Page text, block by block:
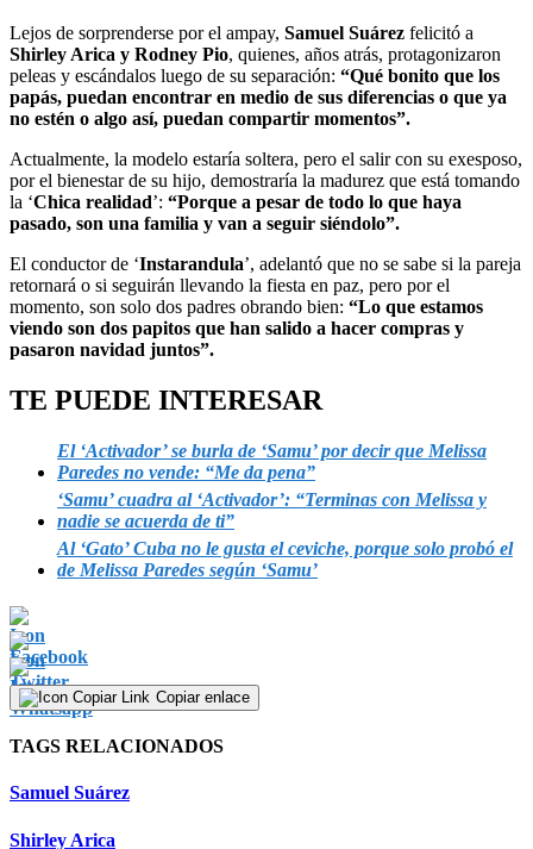
Lejos de sorprenderse por el ampay, Samuel Suárez felicitó a
Shirley Arica y Rodney Pio, quienes, años atrás, protagonizaron
peleas y escándalos luego de su separación: “Qué bonito que los
papás, puedan encontrar en medio de sus diferencias o que ya
no estén o algo así, puedan compartir momentos”.
Actualmente, la modelo estaría soltera, pero el salir con su exesposo,
por el bienestar de su hijo, demostraría la madurez que está tomando
la ‘Chica realidad’: “Porque a pesar de todo lo que haya
pasado, son una familia y van a seguir siéndolo”.
El conductor de ‘Instarandula’, adelantó que no se sabe si la pareja
retornará o si seguirán llevando la fiesta en paz, pero por el
momento, son solo dos padres obrando bien: “Lo que estamos
viendo son dos papitos que han salido a hacer compras y
pasaron navidad juntos”.
TE PUEDE INTERESAR
El ‘Activador’ se burla de ‘Samu’ por decir que Melissa
Paredes no vende: “Me da pena”
‘Samu’ cuadra al ‘Activador’: “Terminas con Melissa y
nadie se acuerda de ti”
Al ‘Gato’ Cuba no le gusta el ceviche, porque solo probó el
de Melissa Paredes según ‘Samu’
Copiar enlace
TAGS RELACIONADOS
Samuel Suárez
Shirley Arica